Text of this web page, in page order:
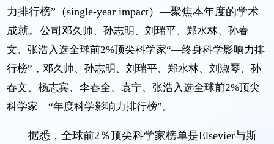
力排行榜”（single-year impact）—聚焦本年度的学术
成就。公司邓久帅、孙志明、刘瑞平、郑水林、孙春
文、张浩入选全球前2%顶尖科学家“—终身科学影响力排
行榜”，邓久帅、孙志明、刘瑞平、郑水林、刘淑琴、孙
春文、杨志宾、李春全、袁宁、张浩入选全球前2%顶尖
科学家—“年度科学影响力排行榜”。
据悉，全球前2％顶尖科学家榜单是Elsevier与斯